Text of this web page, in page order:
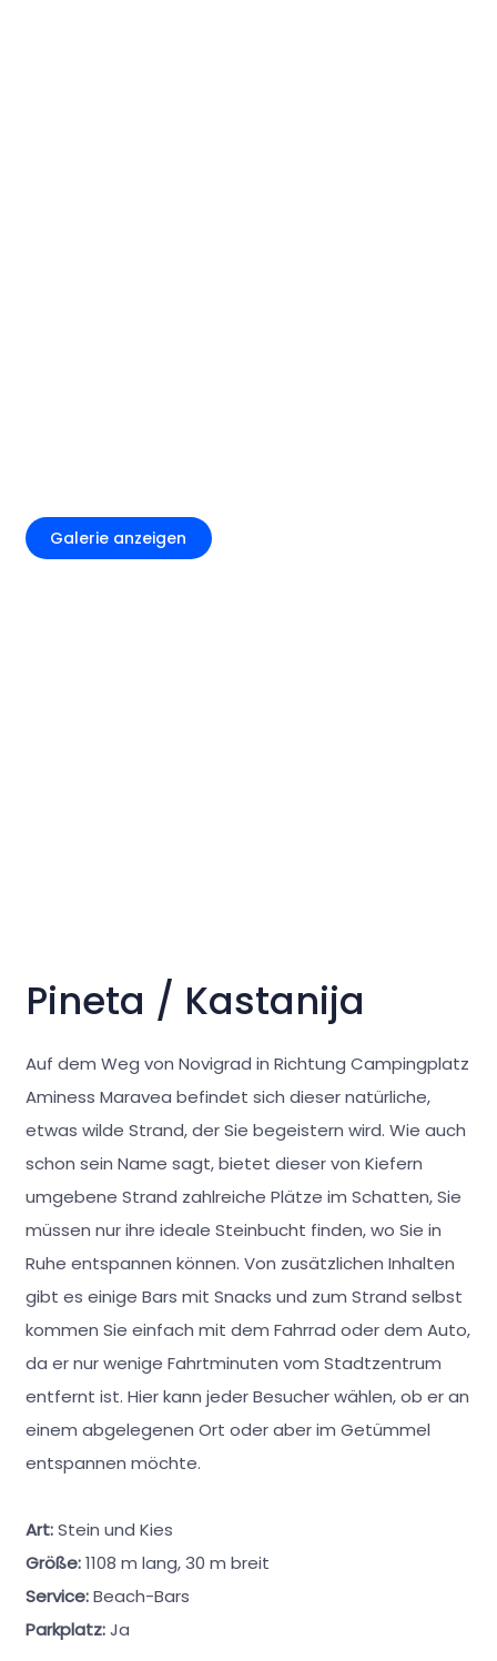
Galerie anzeigen
Pineta / Kastanija
Auf dem Weg von Novigrad in Richtung Campingplatz
Aminess Maravea befindet sich dieser natürliche,
etwas wilde Strand, der Sie begeistern wird. Wie auch
schon sein Name sagt, bietet dieser von Kiefern
umgebene Strand zahlreiche Plätze im Schatten, Sie
müssen nur ihre ideale Steinbucht finden, wo Sie in
Ruhe entspannen können. Von zusätzlichen Inhalten
gibt es einige Bars mit Snacks und zum Strand selbst
kommen Sie einfach mit dem Fahrrad oder dem Auto,
da er nur wenige Fahrtminuten vom Stadtzentrum
entfernt ist. Hier kann jeder Besucher wählen, ob er an
einem abgelegenen Ort oder aber im Getümmel
entspannen möchte.
Art:Stein und Kies
Größe:1108 m lang, 30 m breit
Service:Beach-Bars
Parkplatz:Ja